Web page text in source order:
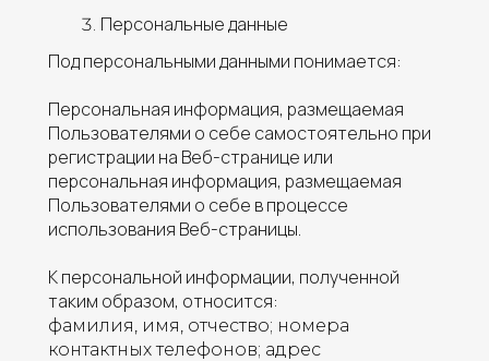
Персональные данные
Под персональными данными понимается:
Персональная информация, размещаемая
Пользователями о себе самостоятельно при
регистрации на Веб-странице или
персональная информация, размещаемая
Пользователями о себе в процессе
использования Веб-страницы.
К персональной информации, полученной
таким образом, относится:
фамилия, имя, отчество; номера
контактных телефонов; адрес